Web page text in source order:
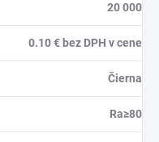
20 000
0.10 € bez DPH v cene
Čierna
Ra≥80